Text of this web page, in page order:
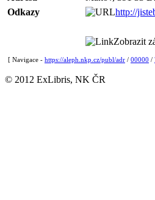
Odkazy
http://
Zobrazit
[ Navigace - https://aleph.nkp.cz/publ/adr / 00000 /
© 2012 ExLibris, NK ČR